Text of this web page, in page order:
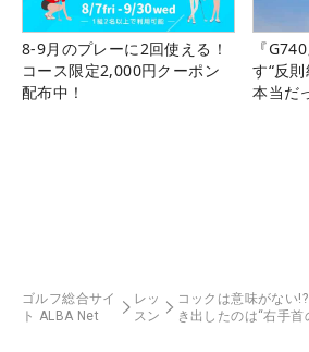
8-9月のプレーに2回使える！
コース限定2,000円クーポン
配布中！
『
す“反
本当だ
ゴルフ総合サイ
ト ALBA Net
レッ
スン
コックは意味がない
き出したのは“右手首